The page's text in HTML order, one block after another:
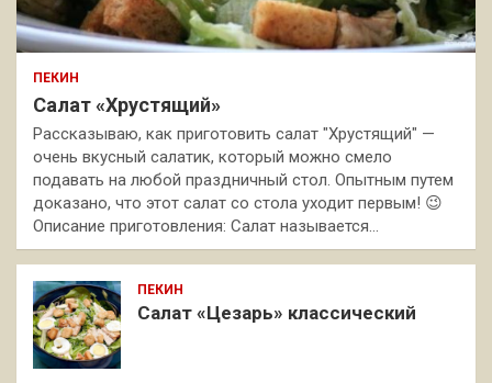
ПЕКИН
Салат «Хрустящий»
Рассказываю, как приготовить салат "Хрустящий" —
очень вкусный салатик, который можно смело
подавать на любой праздничный стол. Опытным путем
доказано, что этот салат со стола уходит первым! 😉
Описание приготовления: Салат называется…
ПЕКИН
Салат «Цезарь» классический